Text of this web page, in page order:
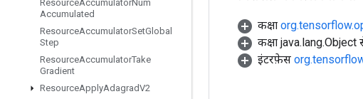
ResourceAccumulatorNum
Accumulated
ResourceAccumulatorSetGlobal
Step
ResourceAccumulatorTake
Gradient
ResourceApplyAdagradV2
कक्षा
कक्षा java.lang.Object
इंटरफ़ेस